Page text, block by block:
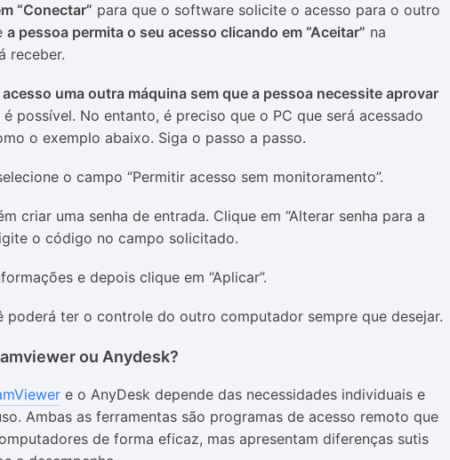
“Conectar” para que o software solicite o acesso para o outro
a pessoa permita o seu acesso clicando em “Aceitar” na
receber.
acesso uma outra máquina sem que a pessoa necessite aprovar
é possível. No entanto, é preciso que o PC que será acessado
o exemplo abaixo. Siga o passo a passo.
o campo “Permitir acesso sem monitoramento”.
criar uma senha de entrada. Clique em “Alterar senha para a
o código no campo solicitado.
e depois clique em “Aplicar”.
poderá ter o controle do outro computador sempre que desejar.
ou Anydesk?
e o AnyDesk depende das necessidades individuais e
Ambas as ferramentas são programas de acesso remoto que
de forma eficaz, mas apresentam diferenças sutis